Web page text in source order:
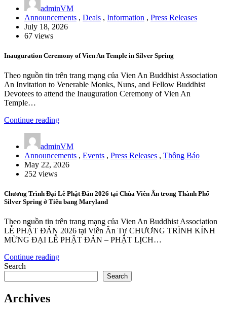
adminVM
Announcements , Deals , Information , Press Releases
July 18, 2026
67 views
Inauguration Ceremony of Vien An Temple in Silver Spring
Theo nguồn tin trên trang mạng của Vien An Buddhist Association
An Invitation to Venerable Monks, Nuns, and Fellow Buddhist
Devotees to attend the Inauguration Ceremony of Vien An
Temple…
Continue reading
adminVM
Announcements , Events , Press Releases , Thông Báo
May 22, 2026
252 views
Chương Trình Đại Lễ Phật Đản 2026 tại Chùa Viên Ân trong Thành Phố
Silver Spring ở Tiểu bang Maryland
Theo nguồn tin trên trang mạng của Vien An Buddhist Association
LỄ PHẬT ĐẢN 2026 tại Viên Ân Tự CHƯƠNG TRÌNH KÍNH
MỪNG ĐẠI LỄ PHẬT ĐẢN – PHẬT LỊCH…
Continue reading
Search
Search
Archives